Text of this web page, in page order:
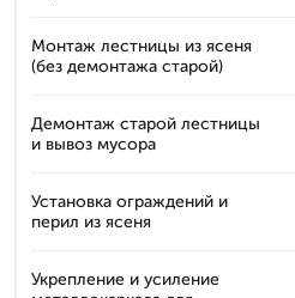
Монтаж лестницы из ясеня
(без демонтажа старой)
Демонтаж старой лестницы
и вывоз мусора
Установка ограждений и
перил из ясеня
Укрепление и усиление